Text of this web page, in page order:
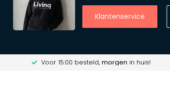
Klantenservice
Voor 15:00 besteld, morgen in huis!